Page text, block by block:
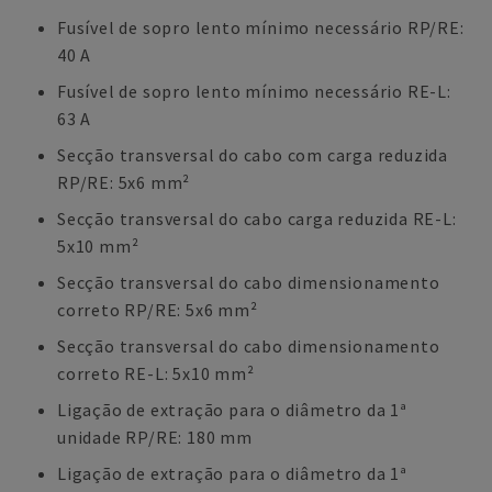
Fusível de sopro lento mínimo necessário RP/RE:
40 A
Fusível de sopro lento mínimo necessário RE-L:
63 A
Secção transversal do cabo com carga reduzida
RP/RE: 5x6 mm²
Secção transversal do cabo carga reduzida RE-L:
5x10 mm²
Secção transversal do cabo dimensionamento
correto RP/RE: 5x6 mm²
Secção transversal do cabo dimensionamento
correto RE-L: 5x10 mm²
Ligação de extração para o diâmetro da 1ª
unidade RP/RE: 180 mm
Ligação de extração para o diâmetro da 1ª